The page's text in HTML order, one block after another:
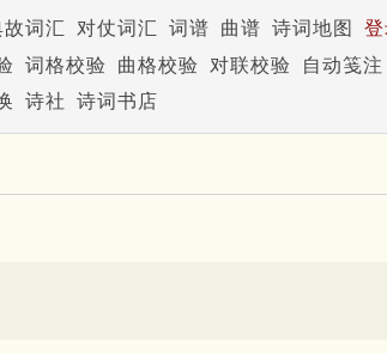
故词汇 对仗词汇 词谱 曲谱 诗词地图
词格校验 曲格校验 对联校验
自动笺注
诗社 诗词书店